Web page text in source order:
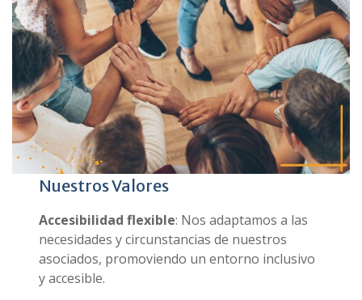
Nuestros Valores
Accesibilidad flexible: Nos adaptamos a las
necesidades y circunstancias de nuestros
asociados, promoviendo un entorno inclusivo
y accesible.